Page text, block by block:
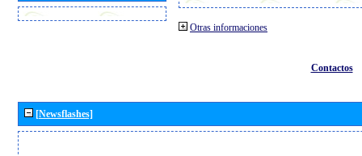
Otras informaciones
Contactos
[Newsflashes]